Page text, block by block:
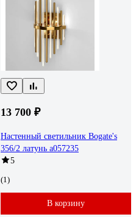
13 700 ₽
Настенный светильник Bogate's
356/2 латунь a057235
5
(1)
В корзину